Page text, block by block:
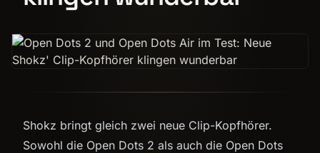
Shokz bringt gleich zwei neue Clip-Kopfhörer.
Sowohl die Open Dots 2 als auch die Open Dots